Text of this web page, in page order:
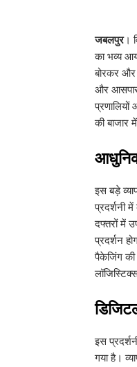
जबलपुर।
का भव्य
बोरकर और
और आसपास
की बाजार
​आधुनिक
​इस बड़े
प्रदर्शनी
दफ्तरों में
प्रदर्शन
पैकेजिंग की
​इस
गया है।